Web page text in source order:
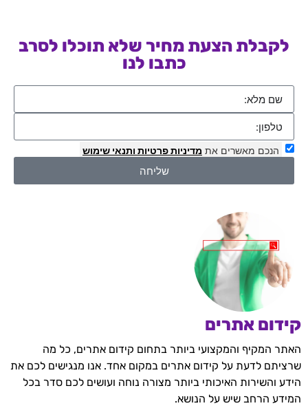
לקבלת הצעת מחיר שלא תוכלו לסרב
כתבו לנו
הנכם מאשרים את מדיניות פרטיות ותנאי שימוש
שליחה
קידום אתרים
האתר המקיף והמקצועי ביותר בתחום קידום אתרים, כל מה
שרציתם לדעת על קידום אתרים במקום אחד. אנו מנגישים לכם את
הידע והשירות האיכותי ביותר מצורה נוחה ועושים לכם סדר בכל
המידע הרחב שיש על הנושא.